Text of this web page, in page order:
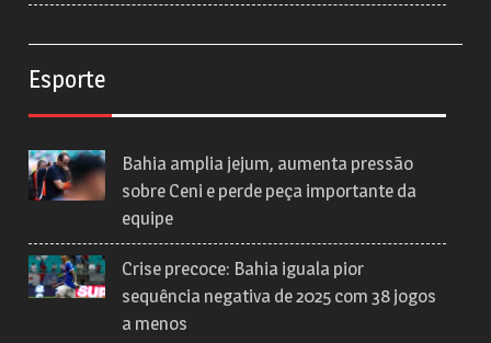
Esporte
Bahia amplia jejum, aumenta pressão
sobre Ceni e perde peça importante da
equipe
Crise precoce: Bahia iguala pior
sequência negativa de 2025 com 38 jogos
a menos